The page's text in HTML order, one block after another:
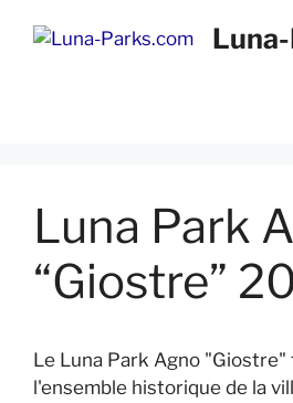
Luna Park
“Giostre”
Le Luna Park Agno
l'ensemble historique de la